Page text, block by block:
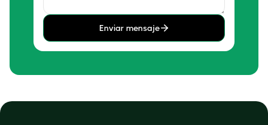
Enviar mensaje